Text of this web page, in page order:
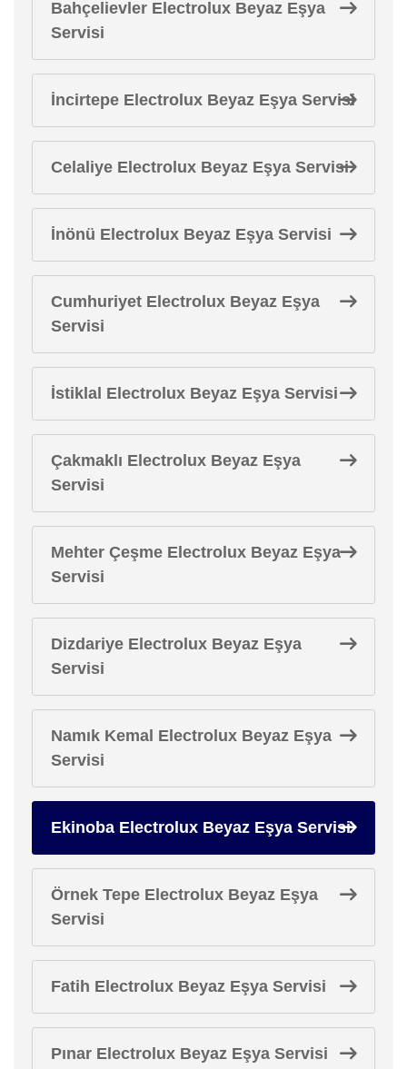
Bahçelievler Electrolux Beyaz Eşya
Servisi
İncirtepe Electrolux Beyaz Eşya Servisi
Celaliye Electrolux Beyaz Eşya Servisi
İnönü Electrolux Beyaz Eşya Servisi
Cumhuriyet Electrolux Beyaz Eşya
Servisi
İstiklal Electrolux Beyaz Eşya Servisi
Çakmaklı Electrolux Beyaz Eşya
Servisi
Mehter Çeşme Electrolux Beyaz Eşya
Servisi
Dizdariye Electrolux Beyaz Eşya
Servisi
Namık Kemal Electrolux Beyaz Eşya
Servisi
Ekinoba Electrolux Beyaz Eşya Servisi
Örnek Tepe Electrolux Beyaz Eşya
Servisi
Fatih Electrolux Beyaz Eşya Servisi
Pınar Electrolux Beyaz Eşya Servisi